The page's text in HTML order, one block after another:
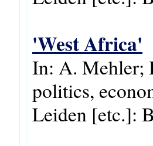
'West Africa'
In: A. Mehler;
politics,
Leiden [etc.]: